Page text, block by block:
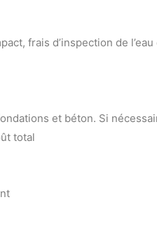
frais d’inspection de
et béton. Si
total